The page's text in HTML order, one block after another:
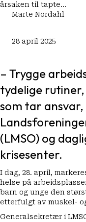
årsaken til tapte…
Marte Nordahl
28 april 2025
– Trygge
tydelige
som tar
(LMSO) og
krisesenter.
I dag, 28. april,
helse på
barn og unge den
etterfulgt av muskel-
Generalsekretær i